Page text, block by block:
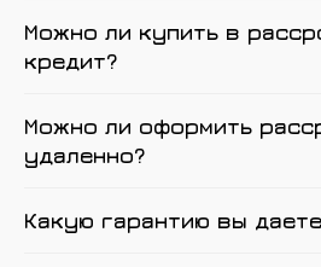
Можно ли купить в
кредит?
Можно ли оформить
удаленно?
Какую гарантию вы